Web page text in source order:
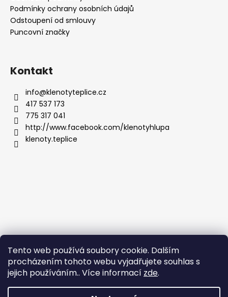
Tento web používá soubory cookie. Dalším
procházením tohoto webu vyjadřujete souhlas s
jejich používáním.. Více informací zde.
Podmínky ochrany osobních údajů
Odstoupení od smlouvy
Puncovní značky
Kontakt
info@klenotyteplice.cz
417 537 173
775 317 041
http://www.facebook.com/klenotyhlupa
klenoty.teplice